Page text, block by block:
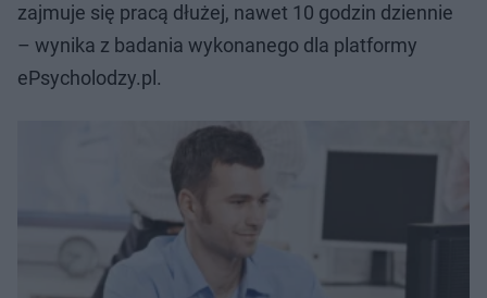
zajmuje się pracą dłużej, nawet 10 godzin dziennie
– wynika z badania wykonanego dla platformy
ePsycholodzy.pl.